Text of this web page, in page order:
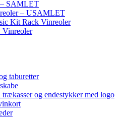
SAMLET
– USAMLET
Kit Rack Vinreoler
Vinreoler
taburetter
og endestykker med logo